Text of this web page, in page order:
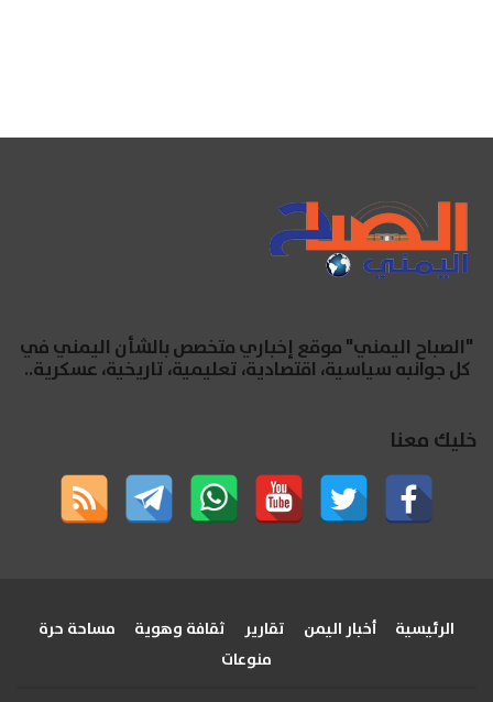
"الصباح اليمني" موقع إخباري متخصص بالشأن اليمني في
كل جوانبه سياسية، اقتصادية، تعليمية، تاريخية، عسكرية..
خليك معنا
الرئيسية أخبار اليمن تقارير ثقافة وهوية
مساحة حرة
منوعات